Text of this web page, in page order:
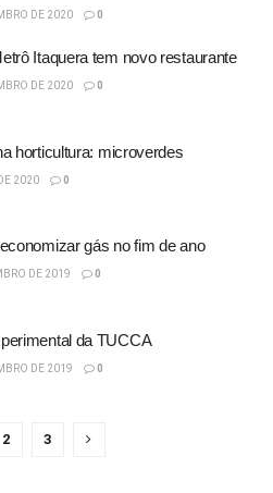
DE 2020 0
Itaquera tem novo restaurante
DE 2020 0
horticultura: microverdes
2020 0
gás no fim de ano
DE 2019 0
da TUCCA
DE 2019 0
2 3